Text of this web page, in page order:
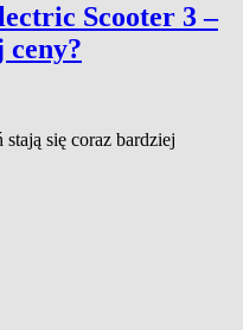
Scooter 3 –
ceny?
się coraz bardziej